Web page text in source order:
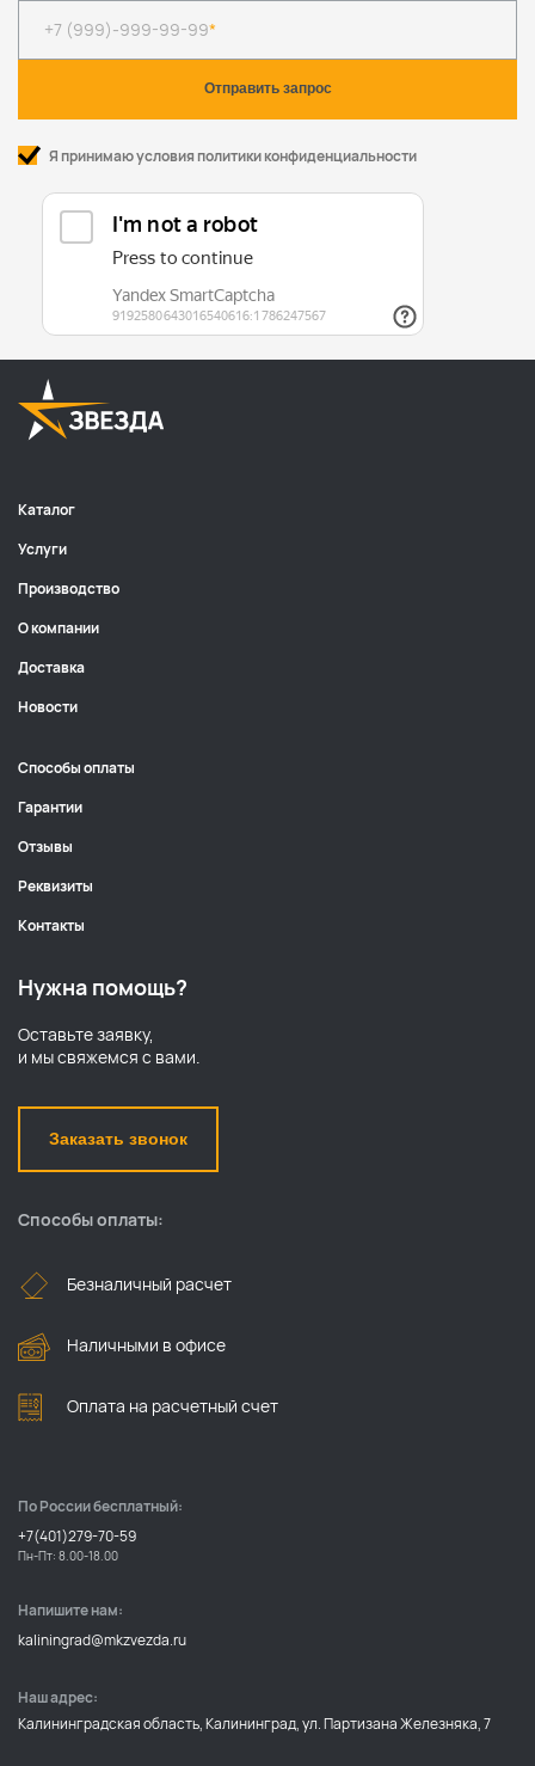
+7 (999)-999-99-99*
Я принимаю условия политики конфиденциальности
Нужна помощь?
Оставьте заявку,
и мы свяжемся с вами.
Заказать звонок
Каталог
Услуги
Производство
О компании
Доставка
Новости
Способы оплаты
Гарантии
Отзывы
Реквизиты
Контакты
Способы оплаты:
Безналичный расчет
Наличными в офисе
Оплата на расчетный счет
По России бесплатный:
+7(401)279-70-59
Пн-Пт: 8.00-18.00
Напишите нам:
kaliningrad@mkzvezda.ru
Наш адрес:
Калининградская область, Калининград, ул. Партизана Железняка, 7